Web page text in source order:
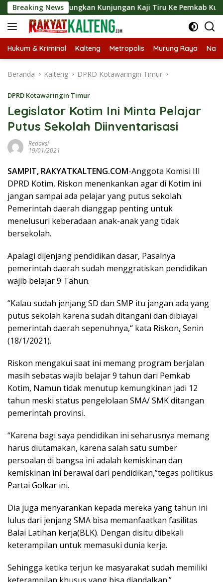
Langsung
ke
konten
Breaking NewsKunjungan Kaji Tiru Ke Pemkab Kulon Progo
Hukum & Kriminal Kalteng Metropolis Murung Raya
Beranda Kalteng DPRD Kotawaringin Timur
DPRD Kotawaringin Timur
Legislator Kotim Ini Minta Pelajar
Putus Sekolah Diinventarisasi
Redaksi
19/01/2021
SAMPIT, RAKYATKALTENG.COM-Anggota Komisi III
DPRD Kotim, Riskon menenkankan agar di Kotim ini
jangan sampai ada pelajar yang putus sekolah.
Pemerintah daerah dianggap penting untuk
menelusuri keberadaan anak-anak yang tidak
bersekolah.
Apalagi dijenjang pendidikan dasar, Pasalnya
pemerintah daerah sudah menggratiskan pendidikan
wajib belajar 9 Tahun.
“Kalau sudah jenjang SD dan SMP itu jangan ada yang
putus sekolah karena sudah ditangani dan dibiayai
pemerintah daerah sepenuhnya,“ kata Riskon, Senin
(18/1/2021).
Riskon mengakui saat ini memang program berjalan
masih sebatas wajib belajar 9 tahun dari Pemkab
Kotim, Namun tidak menutup kemungkinan jadi 12
tahun meski status pengelolaan SMA/ SMK ditangan
pemerintah provinsi.
“Karena bagi saya pendidikan ini seharusnya memang
harus diutamakan, karena salah satu sumber
persoalan di bangsa ini adalah kemiskinan dan
kemiskinan ini berawal dari pendidikan,”tegas politikus
Partai Golkar ini.
Dia juga menyarankan kepada mereka yang tahun ini
lulus dari jenjang SMA bisa memanfaatkan fasilitas
Balai Latihan kerja(BLK). Dengan disitu dibekali
keterampilan untuk memasuki dunia kerja.
Sehingga ketika terjun ke masyarakat sudah memiliki